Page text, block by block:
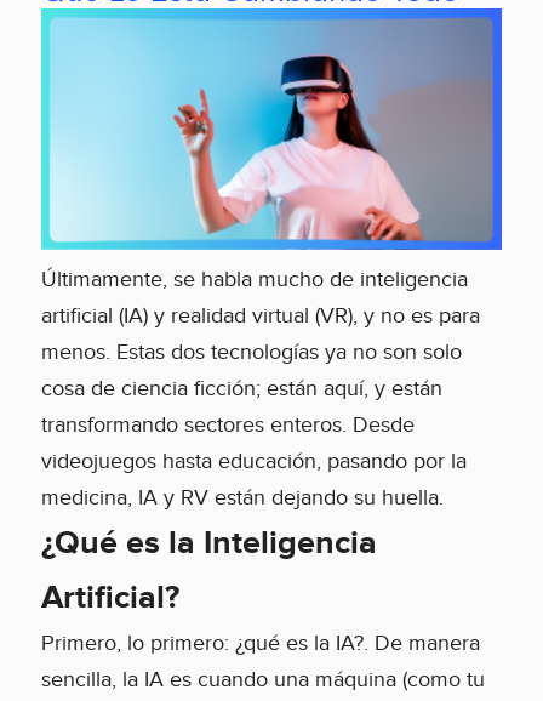
Últimamente, se habla mucho de inteligencia
artificial (IA) y realidad virtual (VR), y no es para
menos. Estas dos tecnologías ya no son solo
cosa de ciencia ficción; están aquí, y están
transformando sectores enteros. Desde
videojuegos hasta educación, pasando por la
medicina, IA y RV están dejando su huella.
¿Qué es la Inteligencia
Artificial?
Primero, lo primero: ¿qué es la IA?. De manera
sencilla, la IA es cuando una máquina (como tu